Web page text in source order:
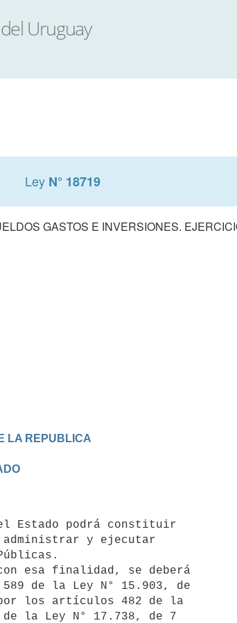
Ley N° 18719
GASTOS E INVERSIONES.
LA REPUBLICA
administrar y ejecutar
esa finalidad, se deberá
de la Ley N° 15.903, de
por los artículos 482 de la
la Ley N° 17.738, de 7